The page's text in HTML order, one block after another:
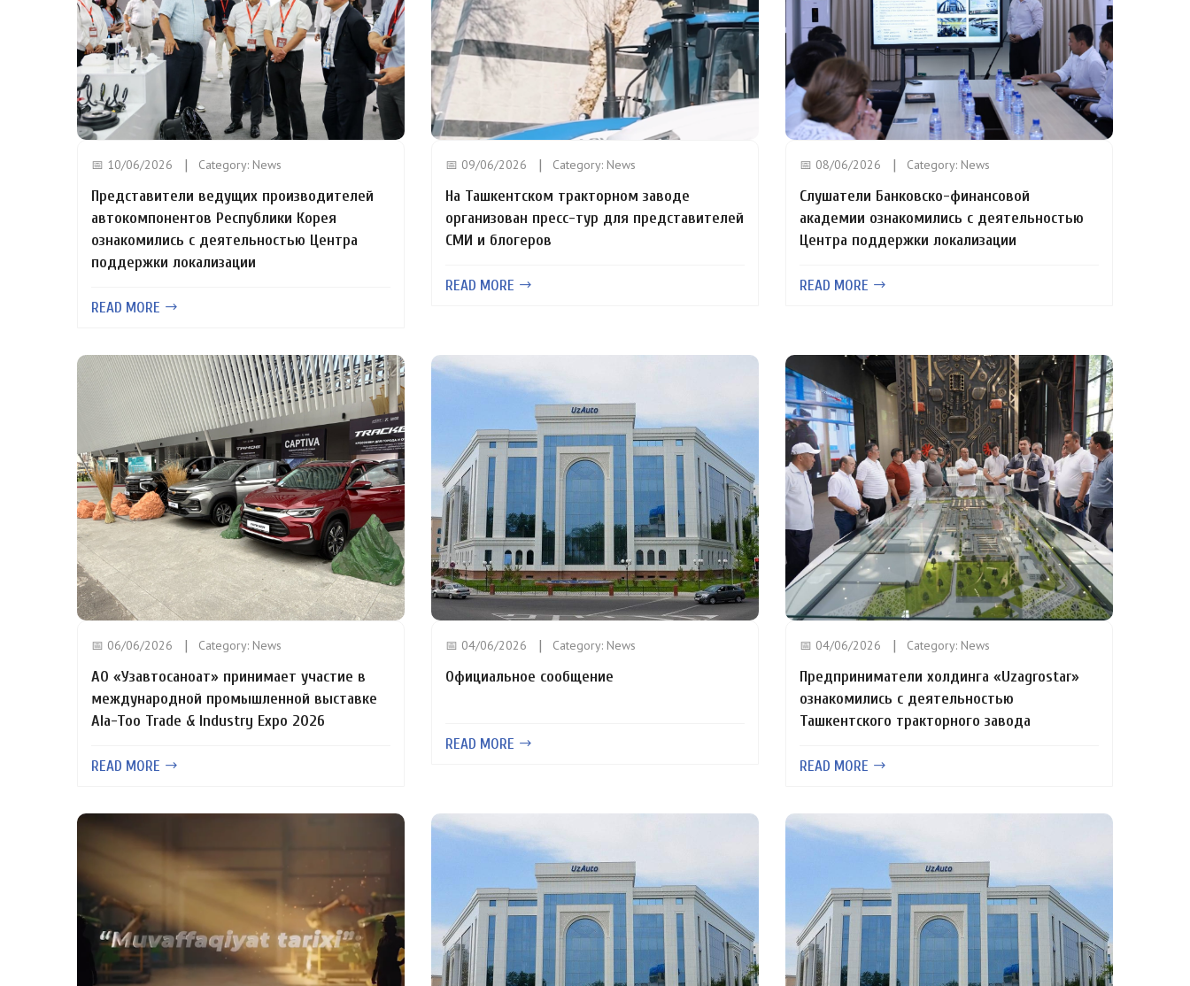
📅 10/06/2026 Category: News
Представители ведущих производителей
автокомпонентов Республики Корея
ознакомились с деятельностью Центра
поддержки локализации
READ MORE
📅 09/06/2026 Category: News
На Ташкентском тракторном заводе
организован пресс-тур для представителей
СМИ и блогеров
READ MORE
📅 08/06/2026 Category: News
Слушатели Банковско-финансовой
академии ознакомились с деятельностью
Центра поддержки локализации
READ MORE
📅 06/06/2026 Category: News
АО «Узавтосаноат» принимает участие в
международной промышленной выставке
Ala-Too Trade & Industry Expo 2026
READ MORE
📅 04/06/2026 Category: News
Официальное сообщение
READ MORE
📅 04/06/2026 Category: News
Предприниматели холдинга «Uzagrostar»
ознакомились с деятельностью
Ташкентского тракторного завода
READ MORE